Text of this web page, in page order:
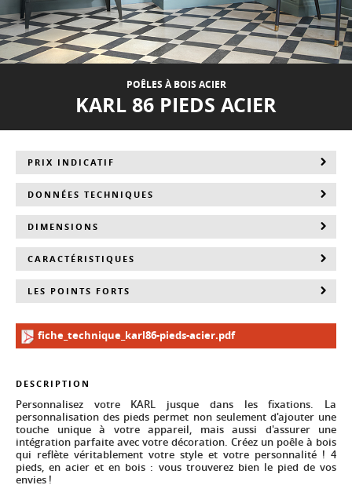
POÊLES À BOIS ACIER
KARL 86 PIEDS ACIER
DESCRIPTION
Personnalisez votre KARL jusque dans les fixations. La
personnalisation des pieds permet non seulement d'ajouter une
touche unique à votre appareil, mais aussi d'assurer une
intégration parfaite avec votre décoration. Créez un poêle à bois
qui reflète véritablement votre style et votre personnalité ! 4
pieds, en acier et en bois : vous trouverez bien le pied de vos
envies !
PRIX INDICATIF
DONNÉES TECHNIQUES
DIMENSIONS
CARACTÉRISTIQUES
LES POINTS FORTS
fiche_technique_karl86-pieds-acier.pdf